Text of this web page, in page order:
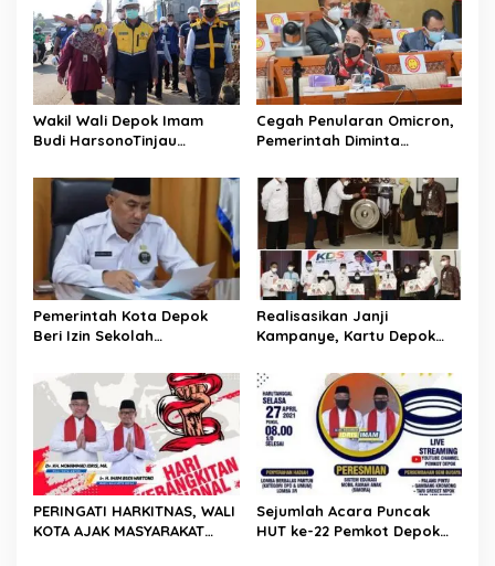
v
i
g
a
t
i
o
n
Wakil Wali Depok Imam
Budi HarsonoTinjau
Cegah Penularan Omicron,
Pemerintah Diminta
Kebijakan Mitigasi
Pemerintah Kota Depok
Beri Izin Sekolah
Prokes Ketat
Realisasikan Janji
Kampanye, Kartu Depok
PERINGATI HARKITNAS, WALI
KOTA AJAK MASYARAKAT
Sejumlah Acara Puncak
HUT ke-22 Pemkot Depok